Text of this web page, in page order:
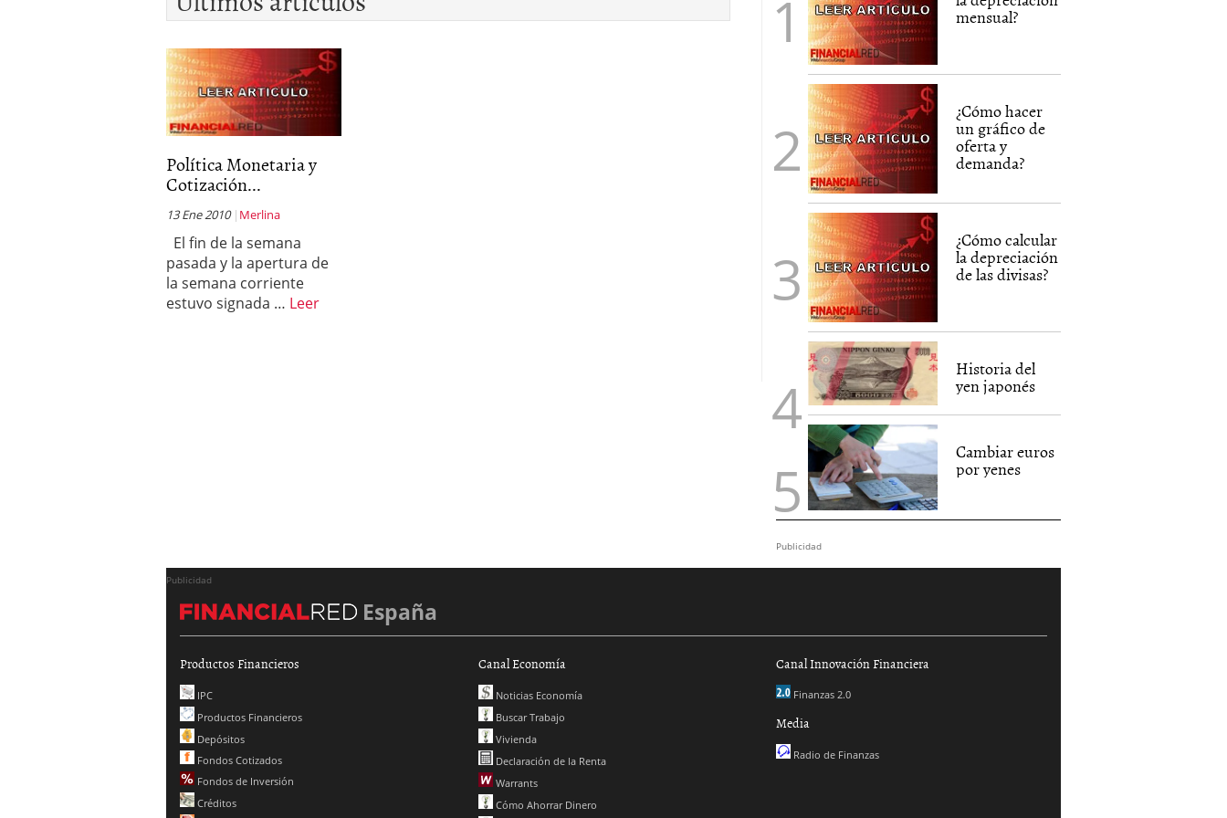
Política Monetaria y
Cotización...
13 Ene 2010 Merlina
El fin de la semana
pasada y la apertura de
la semana corriente
estuvo signada … Leer
mensual?
¿Cómo hacer
un gráfico de
oferta y
demanda?
¿Cómo calcular
la depreciación
de las divisas?
Historia del
yen japonés
Cambiar euros
por yenes
Publicidad
Publicidad
España
Productos Financieros
IPC
Productos Financieros
Depósitos
Fondos Cotizados
Fondos de Inversión
Créditos
Canal Economía
Noticias Economía
Buscar Trabajo
Vivienda
Declaración de la Renta
Warrants
Cómo Ahorrar Dinero
Canal Innovación Financiera
Finanzas 2.0
Media
Radio de Finanzas